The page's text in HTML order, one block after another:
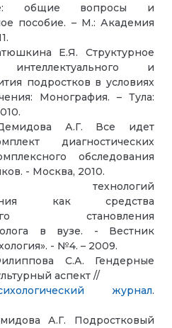
общие вопросы и
пособие. – М.: Академия
Е.Я. Структурное
интеллектуального и
подростков в условиях
Монография. – Тула:
А.Г. Все идет
диагностических
обследования
- Москва, 2010.
технологий
как средства
становления
в вузе. - Вестник
- №4. – 2009.
С.А. Гендерные
аспект //
журнал.
А.Г. Подростковый